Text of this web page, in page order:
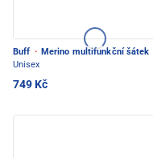
Buff · Merino multifunkční šátek
Unisex
749 Kč